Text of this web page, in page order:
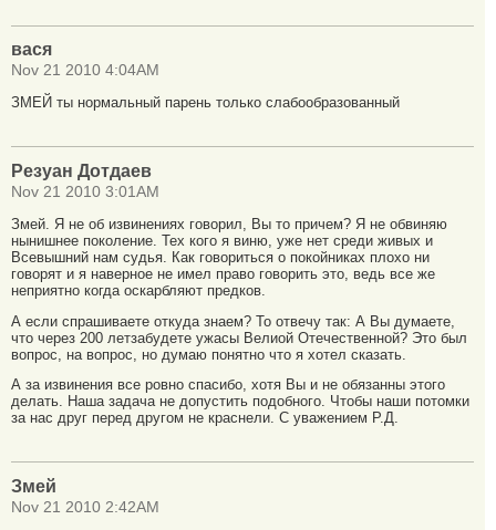
вася
Nov 21 2010 4:04AM
ЗМЕЙ ты нормальный парень только слабообразованный
Резуан Дотдаев
Nov 21 2010 3:01AM
Змей. Я не об извинениях говорил, Вы то причем? Я не обвиняю
нынишнее поколение. Тех кого я виню, уже нет среди живых и
Всевышний нам судья. Как говориться о покойниках плохо ни
говорят и я наверное не имел право говорить это, ведь все же
неприятно когда оскарбляют предков.
А если спрашиваете откуда знаем? То отвечу так: А Вы думаете,
что через 200 летзабудете ужасы Велиой Отечественной? Это был
вопрос, на вопрос, но думаю понятно что я хотел сказать.
А за извинения все ровно спасибо, хотя Вы и не обязанны этого
делать. Наша задача не допустить подобного. Чтобы наши потомки
за нас друг перед другом не краснели. С уважением Р.Д.
Змей
Nov 21 2010 2:42AM